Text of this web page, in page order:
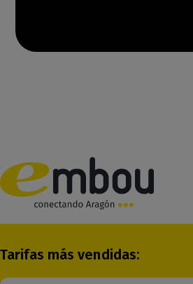
Tarifas más vendidas: